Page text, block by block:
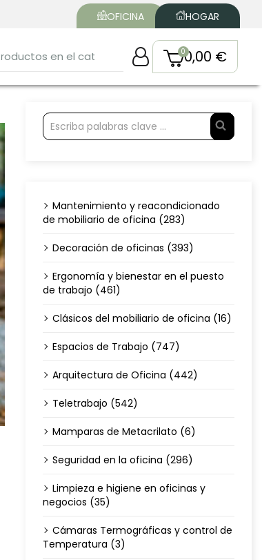
OFICINA HOGAR
0,00 €
Mantenimiento y reacondicionado
de mobiliario de oficina (283)
Decoración de oficinas (393)
Ergonomía y bienestar en el puesto
de trabajo (461)
Clásicos del mobiliario de oficina (16)
Espacios de Trabajo (747)
Arquitectura de Oficina (442)
Teletrabajo (542)
Mamparas de Metacrilato (6)
Seguridad en la oficina (296)
Limpieza e higiene en oficinas y
negocios (35)
Cámaras Termográficas y control de
Temperatura (3)